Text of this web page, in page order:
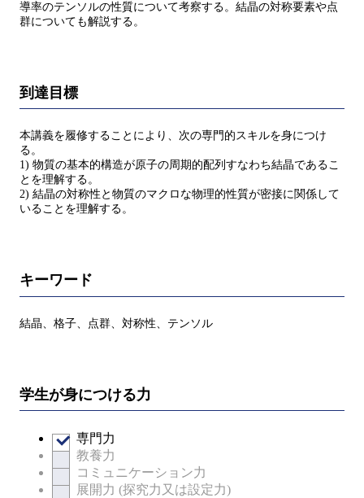
導率のテンソルの性質について考察する。結晶の対称要素や点
群についても解説する。
到達目標
本講義を履修することにより、次の専門的スキルを身につけ
る。
1) 物質の基本的構造が原子の周期的配列すなわち結晶であるこ
とを理解する。
2) 結晶の対称性と物質のマクロな物理的性質が密接に関係して
いることを理解する。
キーワード
結晶、格子、点群、対称性、テンソル
学生が身につける力
専門力
教養力
コミュニケーション力
展開力 (探究力又は設定力)